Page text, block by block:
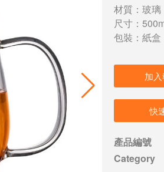
材質：玻璃
尺寸：
包裝：紙盒
加
快
產品編號
Category